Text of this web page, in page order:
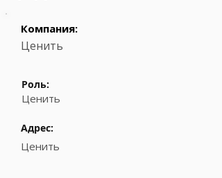
Компания:
Ценить
Роль:
Ценить
Адрес:
Ценить